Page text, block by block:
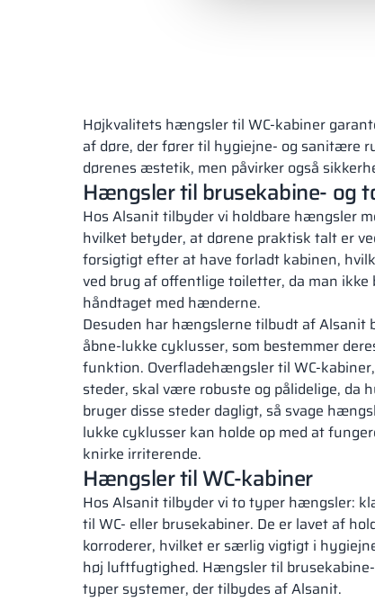
Højkvalitets hængsler til WC-kabiner
af døre, der fører til hygiejne- og sanitære
dørenes æstetik, men påvirker også
Hængsler til brusekabine- og
Hos Alsanit tilbyder vi holdbare hængsler
hvilket betyder, at dørene praktisk talt er
forsigtigt efter at have forladt kabinen,
ved brug af offentlige toiletter, da man ikke
håndtaget med hænderne.
Desuden har hængslerne tilbudt af
åbne-lukke cyklusser, som bestemmer
funktion. Overfladehængsler til WC-
steder, skal være robuste og pålidelige, da
bruger disse steder dagligt, så svage
lukke cyklusser kan holde op med at
knirke irriterende.
Hængsler til WC-kabiner
Hos Alsanit tilbyder vi to typer hængsler:
til WC- eller brusekabiner. De er lavet af
korroderer, hvilket er særlig vigtigt i
høj luftfugtighed. Hængsler til
typer systemer, der tilbydes af Alsanit.